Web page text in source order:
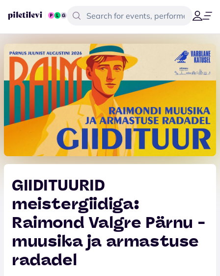
GIIDITUURID
meistergiidiga:
Raimond Valgre Pärnu -
muusika ja armastuse
radadel